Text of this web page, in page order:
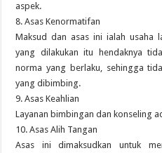
aspek.
8. Asas Kenormatifan
Maksud dan asas ini ialah usaha
yang dilakukan itu hendaknya
norma yang berlaku, sehingga
yang dibimbing.
9. Asas Keahlian
Layanan bimbingan dan konseling
10. Asas Alih Tangan
Asas ini dimaksudkan untuk